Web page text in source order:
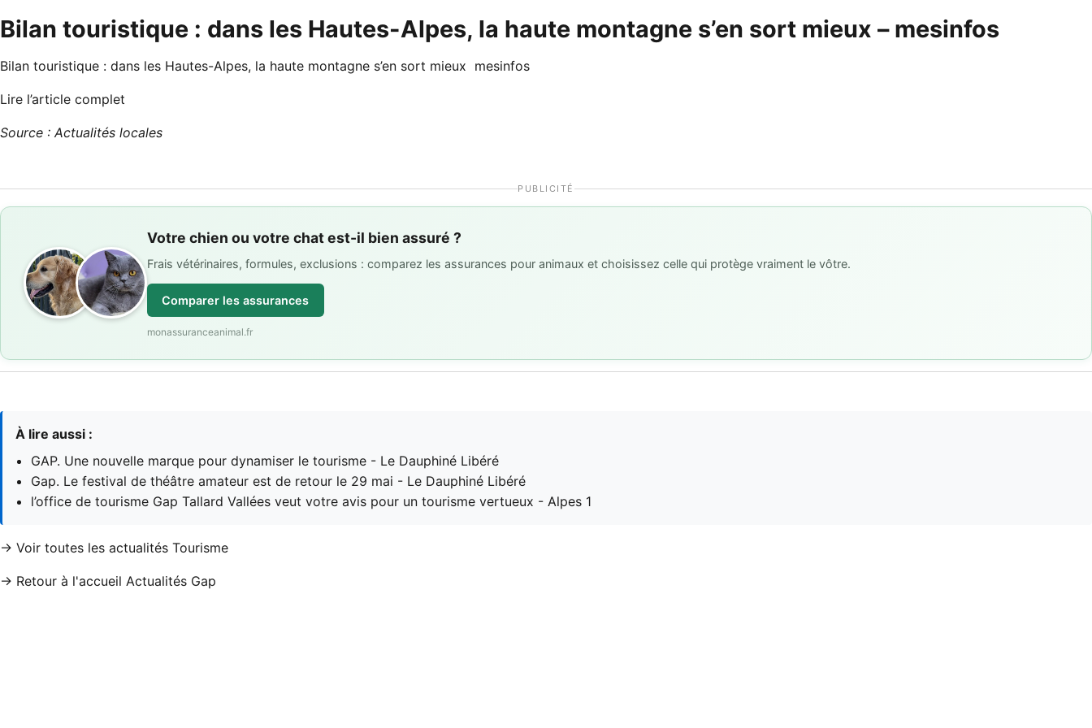
Bilan touristique : dans les Hautes-Alpes, la haute montagne s’en sort mieux – mesinfos
Bilan touristique : dans les Hautes-Alpes, la haute montagne s’en sort mieux mesinfos
Lire l’article complet
Source : Actualités locales
PUBLICITÉ
Votre chien ou votre chat est-il bien assuré ?
Frais vétérinaires, formules, exclusions : comparez les assurances pour animaux et choisissez celle qui protège vraiment le vôtre.
Comparer les assurances
monassuranceanimal.fr
À lire aussi :
GAP. Une nouvelle marque pour dynamiser le tourisme - Le Dauphiné Libéré
Gap. Le festival de théâtre amateur est de retour le 29 mai - Le Dauphiné Libéré
l’office de tourisme Gap Tallard Vallées veut votre avis pour un tourisme vertueux - Alpes 1
→ Voir toutes les actualités Tourisme
→ Retour à l'accueil Actualités Gap